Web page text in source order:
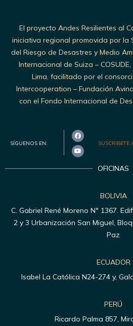
El proyecto Andes Resilientes al
iniciativa regional promovida por la
del Riesgo de Desastres y Medio
Internacional de Suiza –
Lima, facilitado por el
Intercooperation – Fundación
con el Fondo Internacional de
SÍGUENOS EN: SUSCRÍBETE
OFICINAS
BOLIVIA
C. Gabriel René Moreno N° 1367.
2 y 3 Urbanización San Miguel,
Paz
ECUADOR
Isabel La Católica N24-274 y,
PERÚ
Ricardo Palma 857,